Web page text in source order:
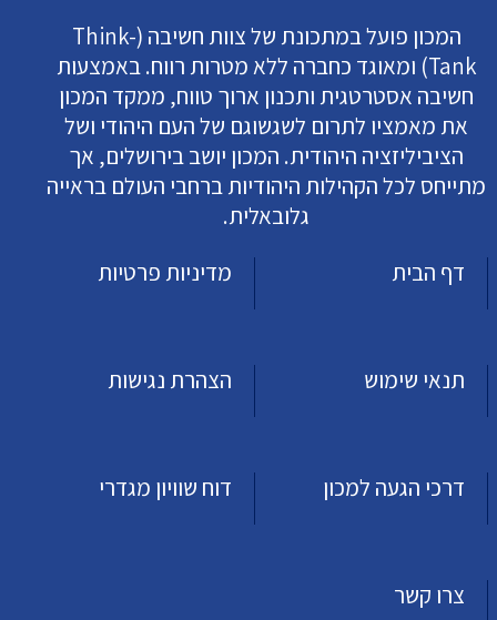
המכון פועל במתכונת של צוות חשיבה (Think-
Tank) ומאוגד כחברה ללא מטרות רווח. באמצעות
חשיבה אסטרטגית ותכנון ארוך טווח, ממקד המכון
את מאמציו לתרום לשגשוגם של העם היהודי ושל
הציביליזציה היהודית. המכון יושב בירושלים, אך
מתייחס לכל הקהילות היהודיות ברחבי העולם בראייה
גלובאלית.
דף הבית
מדיניות פרטיות
תנאי שימוש הצהרת נגישות
דרכי הגעה למכון דוח שוויון מגדרי
צרו קשר